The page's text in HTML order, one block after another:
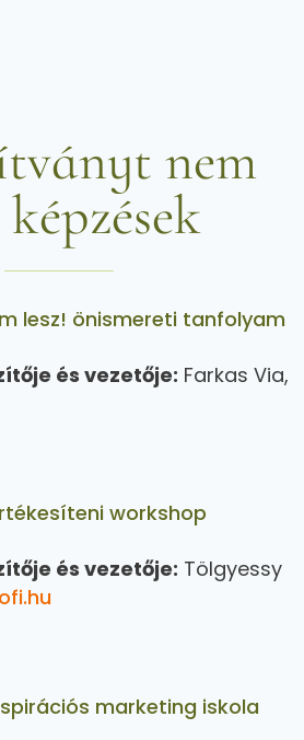
nem
lesz! önismereti tanfolyam
és vezetője: Farkas Via,
workshop
és vezetője: Tölgyessy
marketing iskola